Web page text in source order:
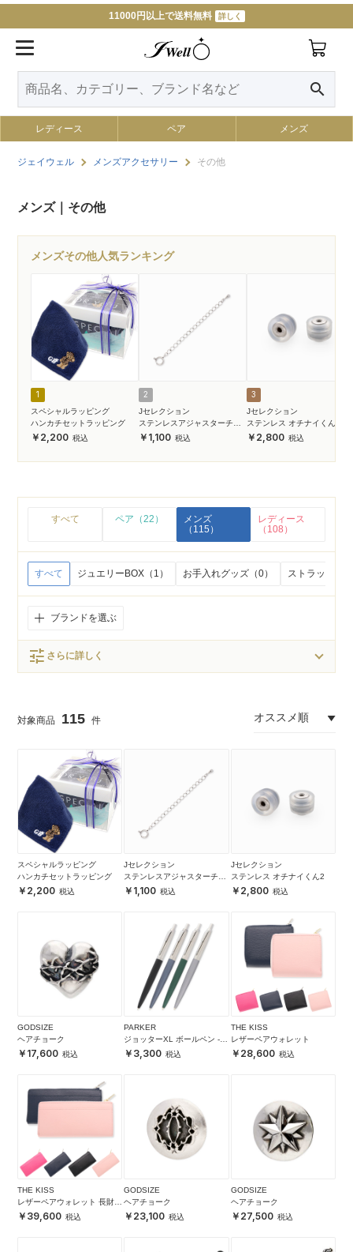
11000円以上で送料無料 詳しく
search
レディース ペア メンズ
ジェイウェル メンズアクセサリー その他
メンズ｜その他
メンズその他人気ランキング
1
スペシャルラッピング
ハンカチセットラッピング
2,200
2
Jセレクション
ステンレスアジャスターチェ
ーン1,100
3
Jセレクション
ステンレス オチナイくん2
2,800
すべて ペア（22）
メンズ
（115）
レディース
（108）
すべて ジュエリーBOX（1） お手入れグッズ（0） ストラップ・
ブランドを選ぶ
tune さらに詳しく
115
スペシャルラッピング
ハンカチセットラッピング
2,200
Jセレクション
ステンレスアジャスターチェ
ーン1,100
Jセレクション
ステンレス オチナイくん2
2,800
GODSIZE
ヘアチョーク
17,600
PARKER
ジョッターXL ボールペン -グ
レー-3,300
THE KISS
レザーペアウォレット
28,600
THE KISS
レザーペアウォレット 長財布
名入れ可 日本製 4色 本革,革
39,600
GODSIZE
ヘアチョーク
23,100
GODSIZE
ヘアチョーク
27,500